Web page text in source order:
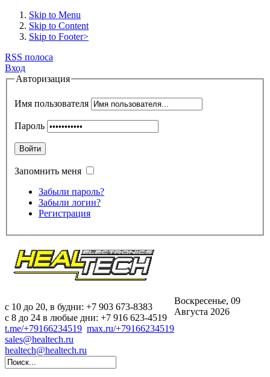
Skip to Menu
Skip to Content
Skip to Footer>
RSS полоса
Вход
Авторизация
Имя пользователя
Пароль
Войти
Запомнить меня
Забыли пароль?
Забыли логин?
Регистрация
c 10 до 20, в будни: +7 903 673-8383
с 8 до 24 в любые дни: +7 916 623-4519
t.me/+79166234519 max.ru/+79166234519
sales@healtech.ru
healtech@healtech.ru
Воскресенье, 09
Августа 2026